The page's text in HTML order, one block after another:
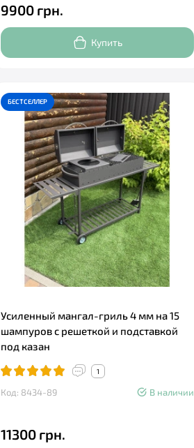
9900 грн.
Купить
БЕСТСЕЛЛЕР
Усиленный мангал-гриль 4 мм на 15
шампуров с решеткой и подставкой
под казан
1
Код: 8434-89 В наличии
11300 грн.